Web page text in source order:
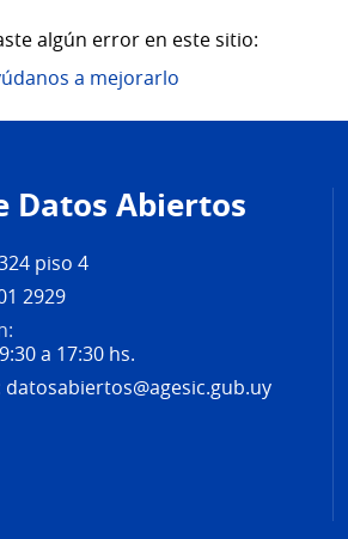
algún error en este sitio:
a mejorarlo
Datos Abiertos
piso 4
2929
a 17:30 hs.
datosabiertos@agesic.gub.uy